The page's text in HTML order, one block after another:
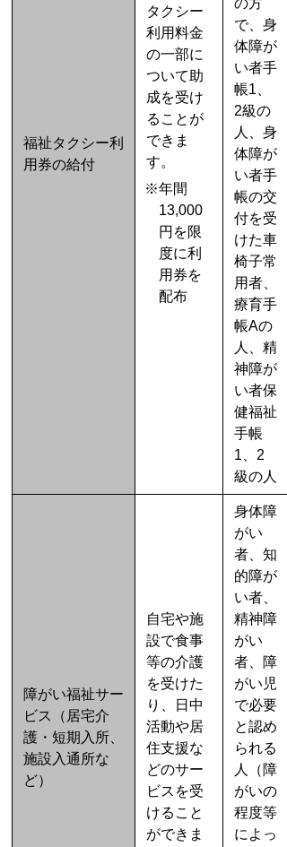
福祉タクシー利
用券の給付
タクシー
利用料金
の一部に
ついて助
成を受け
ることが
できま
す。
※年間
13,000
円を限
度に利
用券を
配布
の方
で、身
体障が
い者手
帳1、
2級の
人、身
体障が
い者手
帳の交
付を受
けた車
椅子常
用者、
療育手
帳Aの
人、精
神障が
い者保
健福祉
手帳
1、2
級の人
障がい福祉サー
ビス（居宅介
護・短期入所、
施設入通所な
ど）
自宅や施
設で食事
等の介護
を受けた
り、日中
活動や居
住支援な
どのサー
ビスを受
けること
ができま
身体障
がい
者、知
的障が
い者、
精神障
がい
者、障
がい児
で必要
と認め
られる
人（障
がいの
程度等
によっ